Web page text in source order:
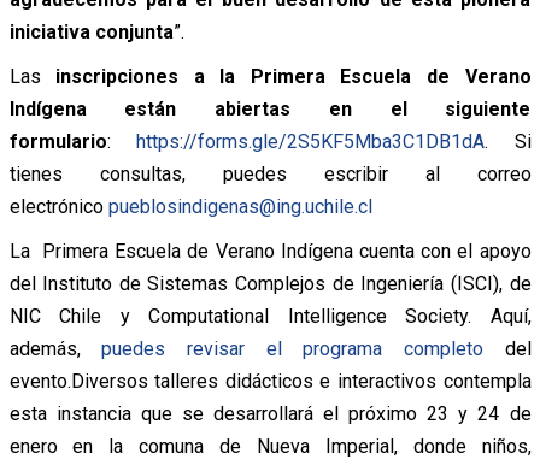
iniciativa conjunta”.
Las inscripciones a la Primera Escuela de Verano
Indígena están abiertas en el siguiente
formulario: https://forms.gle/2S5KF5Mba3C1DB1dA. Si
tienes consultas, puedes escribir al correo
electrónico pueblosindigenas@ing.uchile.cl
La Primera Escuela de Verano Indígena cuenta con el apoyo
del Instituto de Sistemas Complejos de Ingeniería (ISCI), de
NIC Chile y Computational Intelligence Society. Aquí,
además,puedes revisar el programa completodel
evento.Diversos talleres didácticos e interactivos contempla
esta instancia que se desarrollará el próximo 23 y 24 de
enero en la comuna de Nueva Imperial, donde niños,